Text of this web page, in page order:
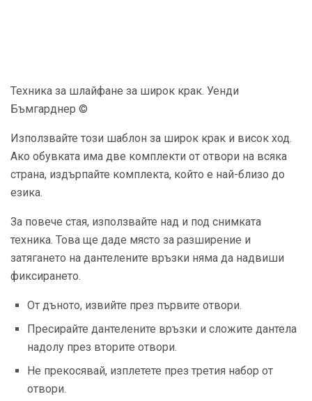
Техника за шлайфане за широк крак. Уенди
Бъмгарднер ©
Използвайте този шаблон за широк крак и висок ход.
Ако обувката има две комплекти от отвори на всяка
страна, издърпайте комплекта, който е най-близо до
езика.
За повече стая, използвайте над и под снимката
техника. Това ще даде място за разширение и
затягането на дантелените връзки няма да надвиши
фиксирането.
От дъното, извийте през първите отвори.
Пресирайте дантелените връзки и сложите дантела
надолу през вторите отвори.
Не прекосявай, изплетете през третия набор от
отвори.